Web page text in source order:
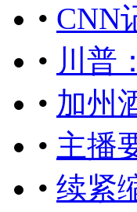
• CNN
• 川普
• 加州
• 主播
• 续紧